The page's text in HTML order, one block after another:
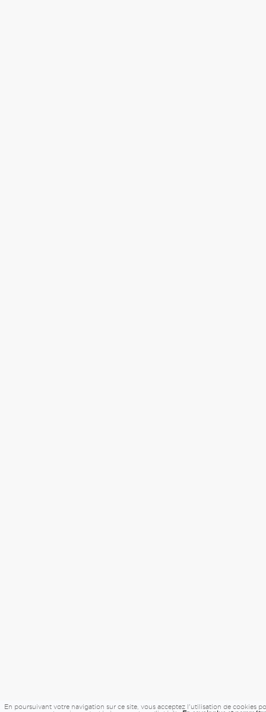
En poursuivant votre navigation sur ce site, vous acceptez l'utilisation de cookies